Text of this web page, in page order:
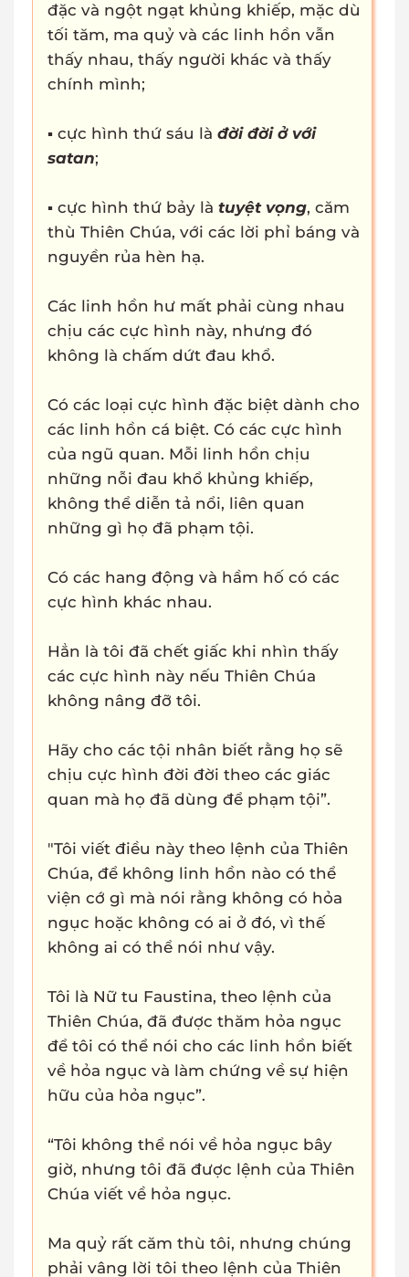
đặc và ngột ngạt khủng khiếp, mặc dù
tối tăm, ma quỷ và các linh hồn vẫn
thấy nhau, thấy người khác và thấy
chính mình;
▪ cực hình thứ sáu là đời đời ở với
satan;
▪ cực hình thứ bảy là tuyệt vọng, căm
thù Thiên Chúa, với các lời phỉ báng và
nguyền rủa hèn hạ.
Các linh hồn hư mất phải cùng nhau
chịu các cực hình này, nhưng đó
không là chấm dứt đau khổ.
Có các loại cực hình đặc biệt dành cho
các linh hồn cá biệt. Có các cực hình
của ngũ quan. Mỗi linh hồn chịu
những nỗi đau khổ khủng khiếp,
không thể diễn tả nổi, liên quan
những gì họ đã phạm tội.
Có các hang động và hầm hố có các
cực hình khác nhau.
Hẳn là tôi đã chết giấc khi nhìn thấy
các cực hình này nếu Thiên Chúa
không nâng đỡ tôi.
Hãy cho các tội nhân biết rằng họ sẽ
chịu cực hình đời đời theo các giác
quan mà họ đã dùng để phạm tội”.
"Tôi viết điều này theo lệnh của Thiên
Chúa, để không linh hồn nào có thể
viện cớ gì mà nói rằng không có hỏa
ngục hoặc không có ai ở đó, vì thế
không ai có thể nói như vậy.
Tôi là Nữ tu Faustina, theo lệnh của
Thiên Chúa, đã được thăm hỏa ngục
để tôi có thể nói cho các linh hồn biết
về hỏa ngục và làm chứng về sự hiện
hữu của hỏa ngục”.
“Tôi không thể nói về hỏa ngục bây
giờ, nhưng tôi đã được lệnh của Thiên
Chúa viết về hỏa ngục.
Ma quỷ rất căm thù tôi, nhưng chúng
phải vâng lời tôi theo lệnh của Thiên